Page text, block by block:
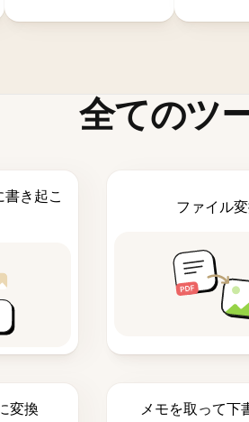
全てのツ
き起こ
ファイル
変換 メモを取って下